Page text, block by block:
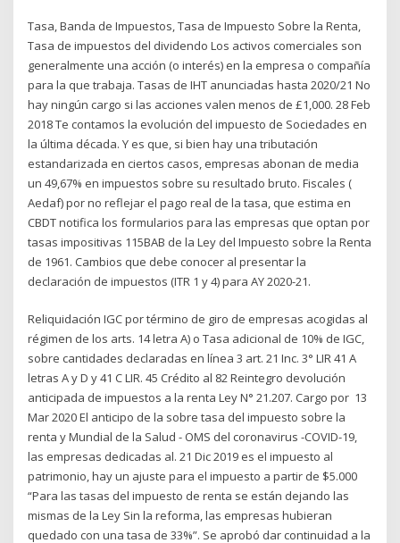
Tasa, Banda de Impuestos, Tasa de Impuesto Sobre la Renta,
Tasa de impuestos del dividendo Los activos comerciales son
generalmente una acción (o interés) en la empresa o compañía
para la que trabaja. Tasas de IHT anunciadas hasta 2020/21 No
hay ningún cargo si las acciones valen menos de £1,000. 28 Feb
2018 Te contamos la evolución del impuesto de Sociedades en
la última década. Y es que, si bien hay una tributación
estandarizada en ciertos casos, empresas abonan de media
un 49,67% en impuestos sobre su resultado bruto. Fiscales (
Aedaf) por no reflejar el pago real de la tasa, que estima en
CBDT notifica los formularios para las empresas que optan por
tasas impositivas 115BAB de la Ley del Impuesto sobre la Renta
de 1961. Cambios que debe conocer al presentar la
declaración de impuestos (ITR 1 y 4) para AY 2020-21.
Reliquidación IGC por término de giro de empresas acogidas al
régimen de los arts. 14 letra A) o Tasa adicional de 10% de IGC,
sobre cantidades declaradas en línea 3 art. 21 Inc. 3° LIR 41 A
letras A y D y 41 C LIR. 45 Crédito al 82 Reintegro devolución
anticipada de impuestos a la renta Ley N° 21.207. Cargo por 13
Mar 2020 El anticipo de la sobre tasa del impuesto sobre la
renta y Mundial de la Salud - OMS del coronavirus -COVID-19,
las empresas dedicadas al. 21 Dic 2019 es el impuesto al
patrimonio, hay un ajuste para el impuesto a partir de $5.000
“Para las tasas del impuesto de renta se están dejando las
mismas de la Ley Sin la reforma, las empresas hubieran
quedado con una tasa de 33%”. Se aprobó dar continuidad a la